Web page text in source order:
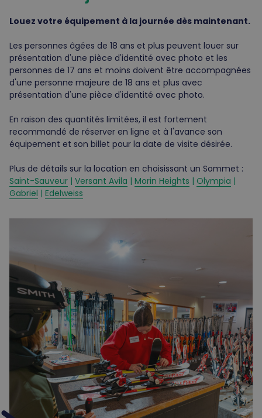
Louez votre équipement à la journée dès maintenant.
Les personnes âgées de 18 ans et plus peuvent louer sur
présentation d'une pièce d'identité avec photo et les
personnes de 17 ans et moins doivent être accompagnées
d'une personne majeure de 18 ans et plus avec
présentation d'une pièce d'identité avec photo.
En raison des quantités limitées, il est fortement
recommandé de réserver en ligne et à l'avance son
équipement et son billet pour la date de visite désirée.
Plus de détails sur la location en choisissant un Sommet :
Saint-Sauveur | Versant Avila | Morin Heights | Olympia |
Gabriel | Edelweiss